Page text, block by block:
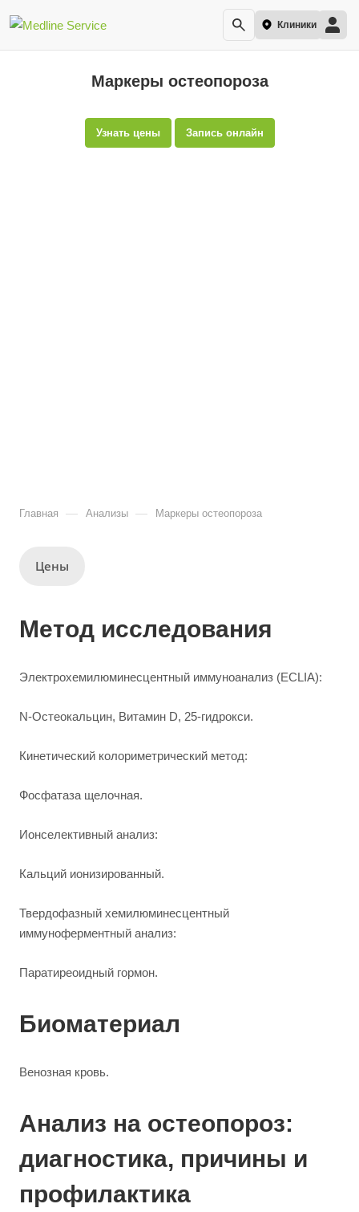
Клиники
Маркеры остеопороза
Узнать цены Запись онлайн
Главная — Анализы — Маркеры остеопороза
Цены
Метод исследования
Электрохемилюминесцентный иммуноанализ (ECLIA):
N-Остеокальцин, Витамин D, 25-гидрокси.
Кинетический колориметрический метод:
Фосфатаза щелочная.
Ионселективный анализ:
Кальций ионизированный.
Твердофазный хемилюминесцентный
иммуноферментный анализ:
Паратиреоидный гормон.
Биоматериал
Венозная кровь.
Анализ на остеопороз:
диагностика, причины и
профилактика